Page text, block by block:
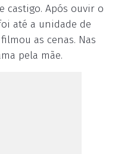
castigo. Após ouvir o
até a unidade de
as cenas. Nas
pela mãe.